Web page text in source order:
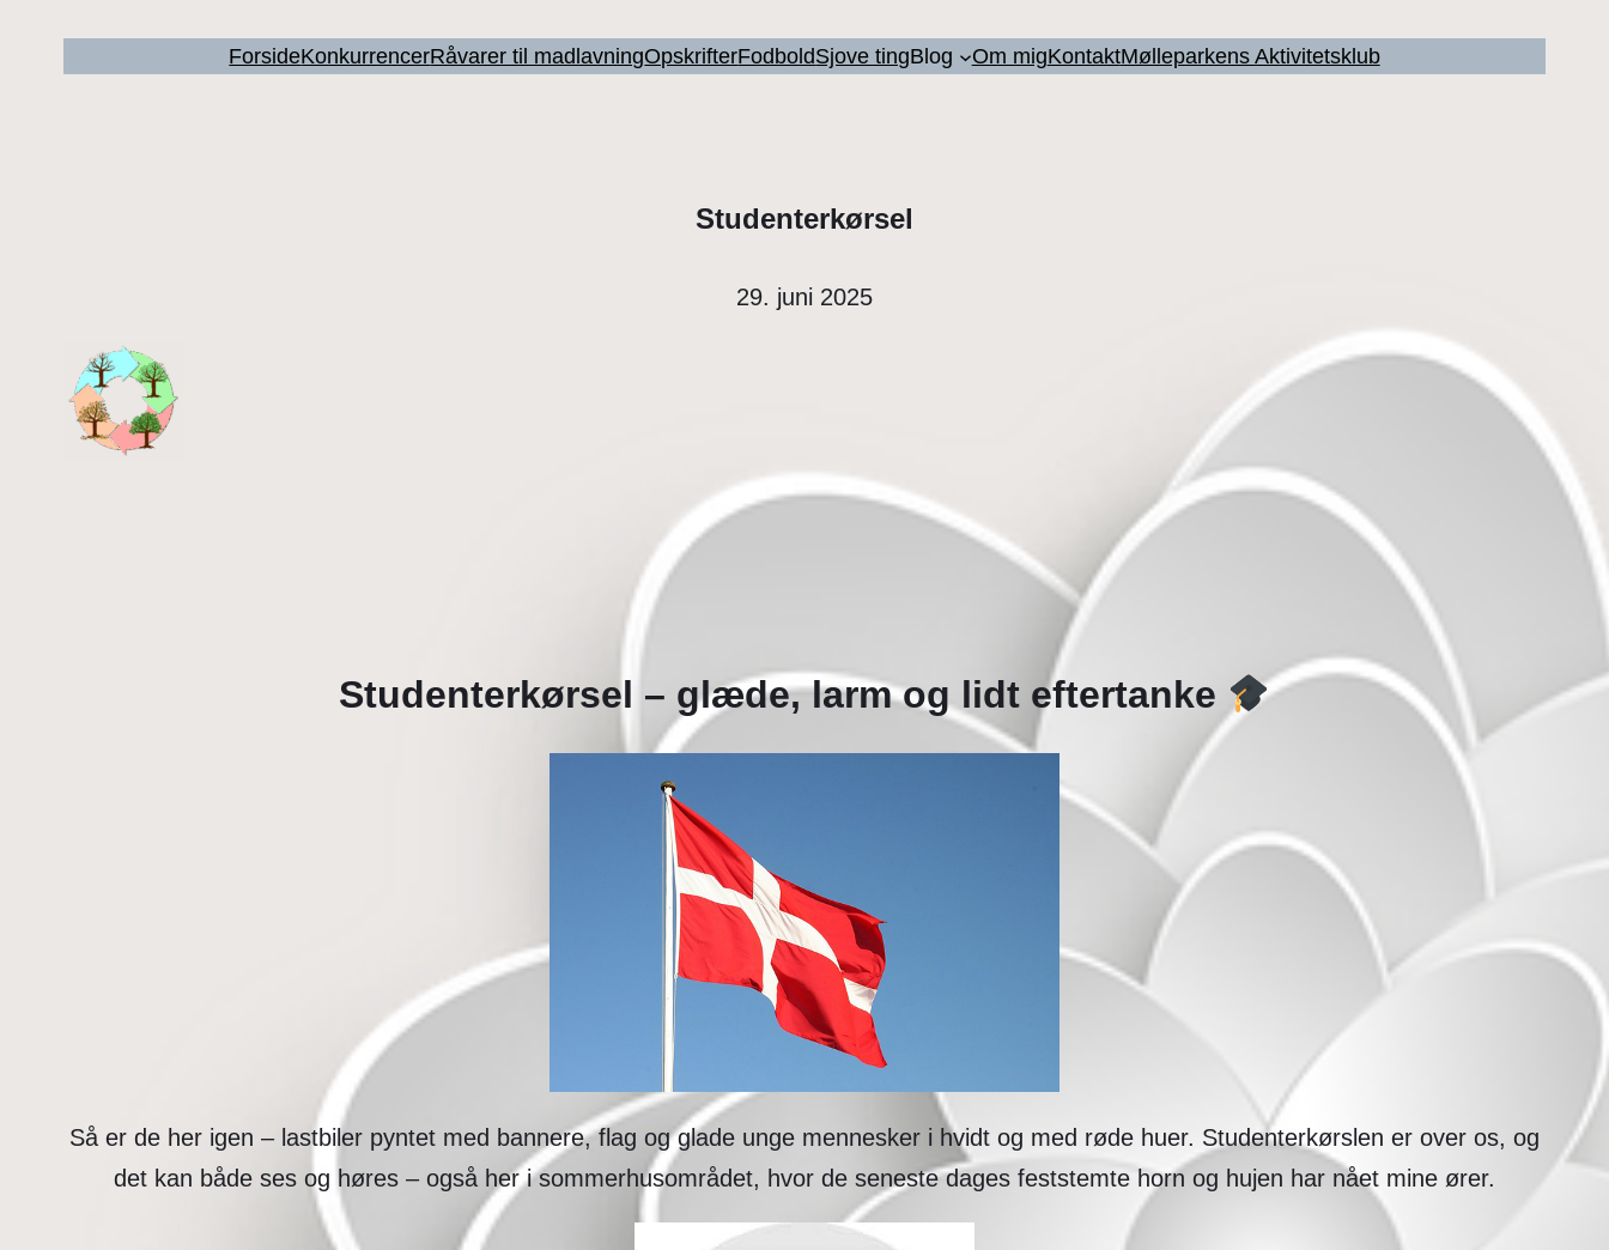
ForsideKonkurrencerRåvarer til madlavningOpskrifterFodboldSjove tingBlog Om migKontaktMølleparkens Aktivitetsklub
Studenterkørsel
29. juni 2025
Studenterkørsel – glæde, larm og lidt eftertanke
Så er de her igen – lastbiler pyntet med bannere, flag og glade unge mennesker i hvidt og med røde huer. Studenterkørslen er over os, og
det kan både ses og høres – også her i sommerhusområdet, hvor de seneste dages feststemte horn og hujen har nået mine ører.